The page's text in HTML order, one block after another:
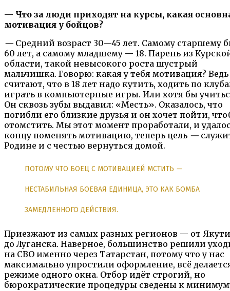
— Что за люди приходят на курсы, какая
мотивация у бойцов?
—Средний возраст 30—45 лет. Самому старшему
60 лет, а самому младшему — 18. Парень из
области, такой невысокого роста шустрый
мальчишка. Говорю: какая у тебя мотивация? Ведь
считают, что в 18 лет надо кутить, ходить по
играть в компьютерные игры. Или хотя бы
Он сквозь зубы выдавил: «Месть». Оказалось, что
погибли его близкие друзья и он хочет пойти,
отомстить. Мы этот момент проработали, и
концу поменять мотивацию, теперь цель —
Родине и с честью вернуться домой.
ПОТОМУ ЧТО БОЕЦ С МОТИВАЦИЕЙ МСТИТЬ —
НЕСТАБИЛЬНАЯ БОЕВАЯ ЕДИНИЦА, ЭТО КАК БОМБА
ЗАМЕДЛЕННОГО ДЕЙСТВИЯ.
Приезжают из самых разных регионов — от
до Луганска. Наверное, большинство решили
на СВО именно через Татарстан, потому что у нас
максимально упростили оформление, всё
режиме одного окна. Отбор идёт строгий, но
бюрократические процедуры сведены к